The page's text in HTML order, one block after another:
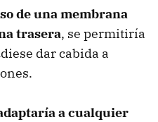
de una membrana
trasera, se permitiría
dar cabida a
a cualquier